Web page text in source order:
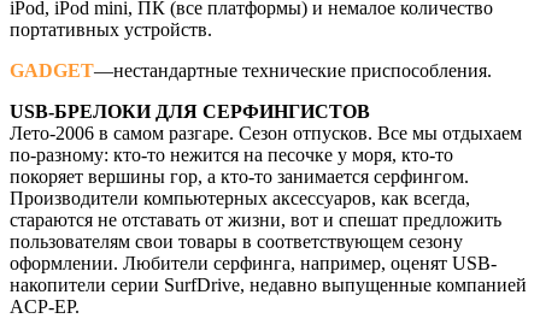
iPod, iPod mini, ПК (все платформы) и немалое количество
портативных устройств.
GADGET—нестандартные технические приспособления.
USB-БРЕЛОКИ ДЛЯ СЕРФИНГИСТОВ
Лето-2006 в самом разгаре. Сезон отпусков. Все мы отдыхаем
по-разному: кто-то нежится на песочке у моря, кто-то
покоряет вершины гор, а кто-то занимается серфингом.
Производители компьютерных аксессуаров, как всегда,
стараются не отставать от жизни, вот и спешат предложить
пользователям свои товары в соответствующем сезону
оформлении. Любители серфинга, например, оценят USB-
накопители серии SurfDrive, недавно выпущенные компанией
ACP-EP.